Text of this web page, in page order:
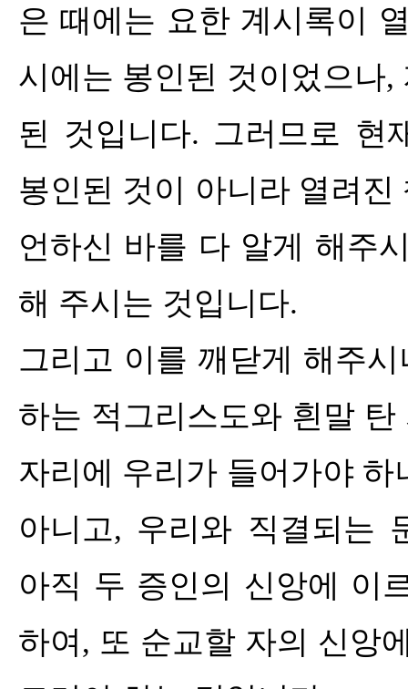
은 때에는 요한 계시록이
시에는 봉인된 것이었으나,
된 것입니다. 그러므로 현
봉인된 것이 아니라 열려
언하신 바를 다 알게 해주
해 주시는 것입니다.
그리고 이를 깨닫게 해주
하는 적그리스도와 흰말 탄
자리에 우리가 들어가야
아니고, 우리와 직결되는
아직 두 증인의 신앙에 이
하여, 또 순교할 자의 신앙